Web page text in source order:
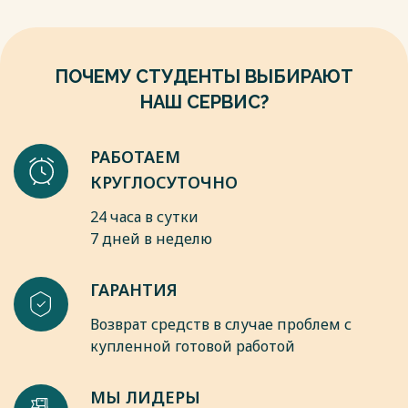
23.07.2025) "О порядке выезда из Российской Федерации и
7. Федеральный закон от 26.10.2002 N 127-ФЗ (ред. от
31.07.2025) "О несостоятельности (банкротстве)".
Весь текст будет доступенпосле покупки
ПОЧЕМУ СТУДЕНТЫ ВЫБИРАЮТ
НАШ СЕРВИС?
РАБОТАЕМ
КРУГЛОСУТОЧНО
24 часа в сутки
7 дней в неделю
ГАРАНТИЯ
Возврат средств в случае проблем с
купленной готовой работой
МЫ ЛИДЕРЫ